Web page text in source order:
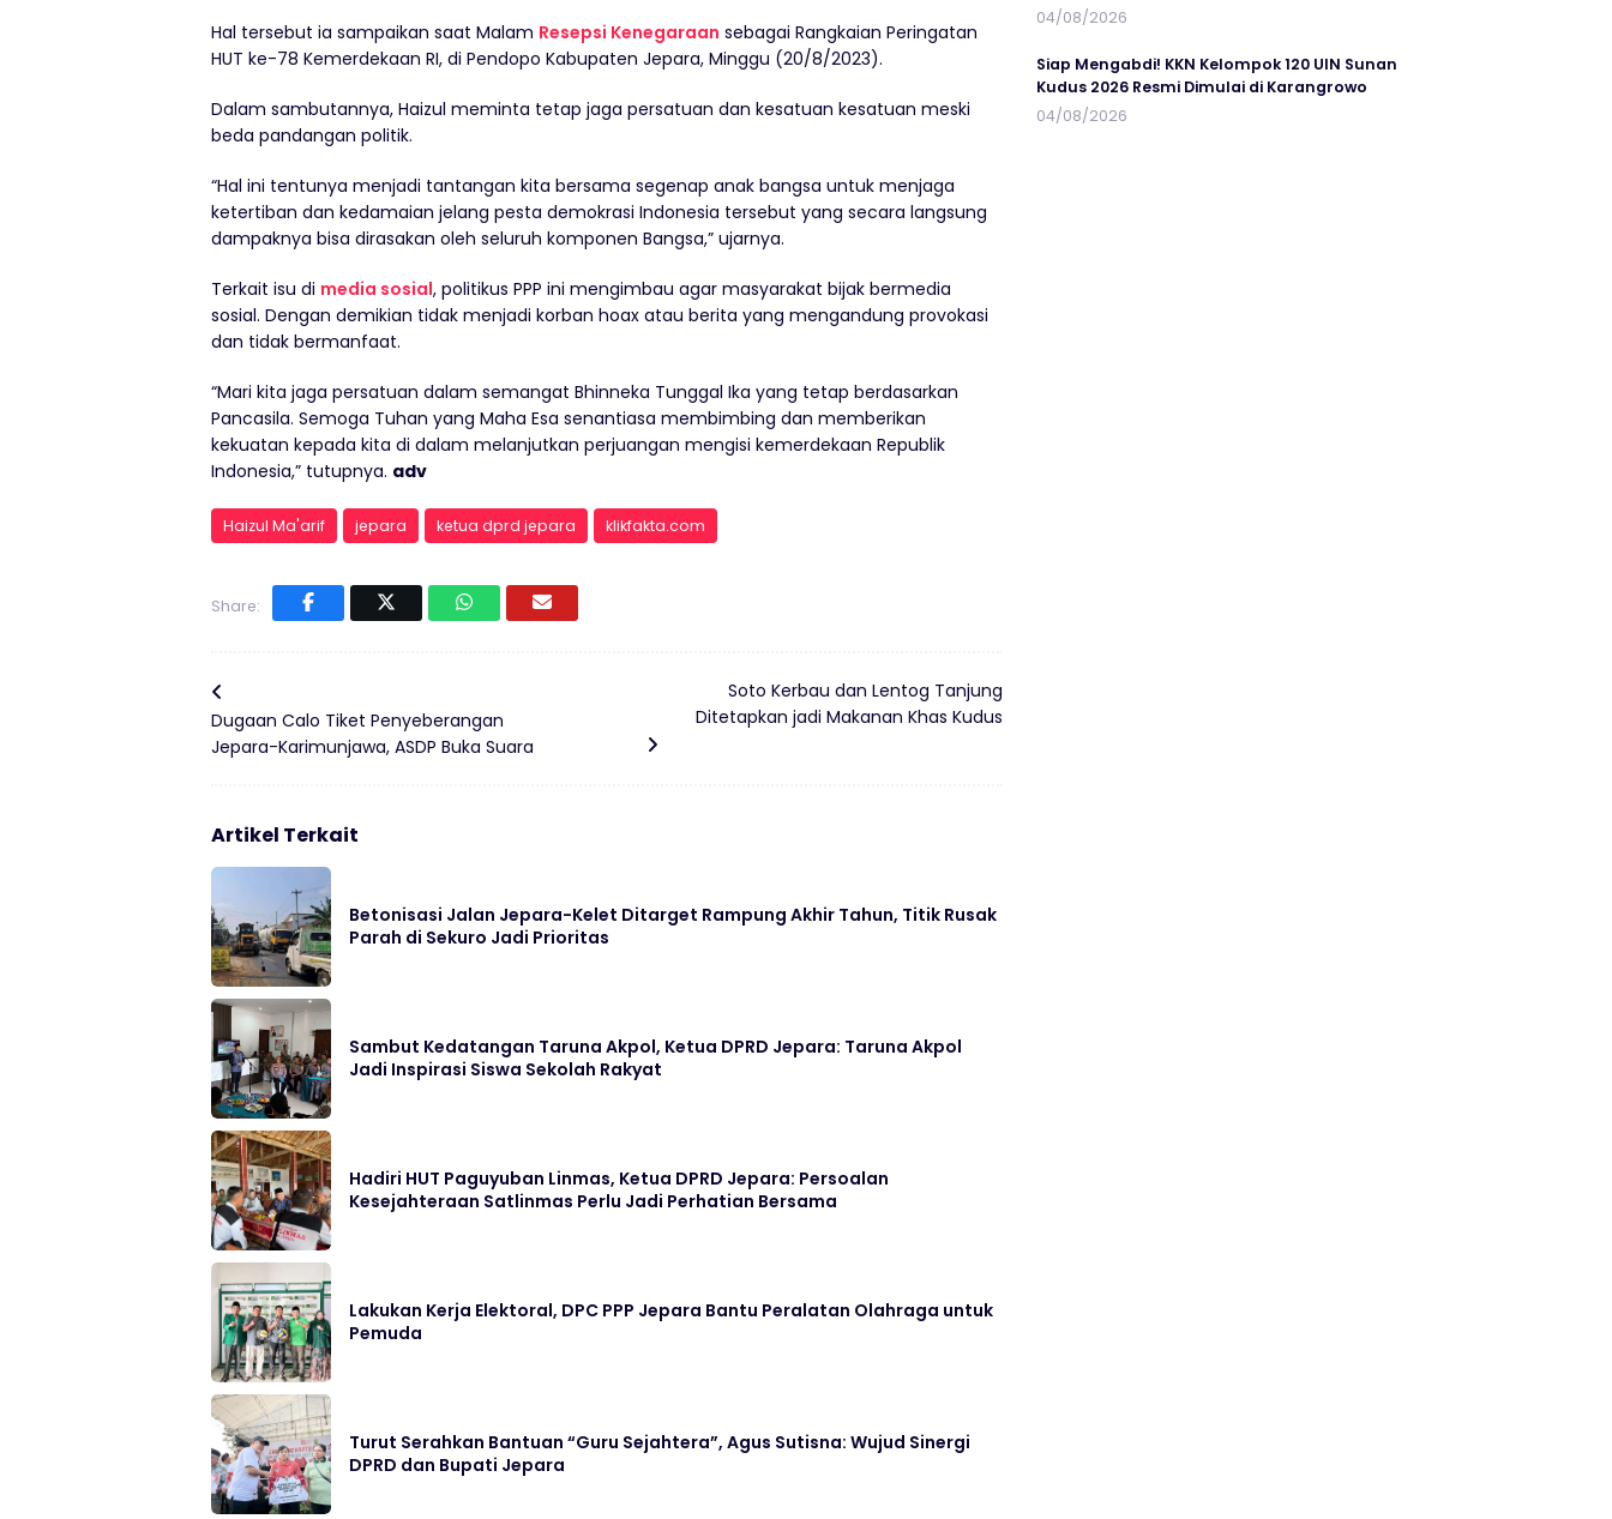
Hal tersebut ia sampaikan saat Malam Resepsi Kenegaraan sebagai Rangkaian Peringatan
HUT ke-78 Kemerdekaan RI, di Pendopo Kabupaten Jepara, Minggu (20/8/2023).
Dalam sambutannya, Haizul meminta tetap jaga persatuan dan kesatuan kesatuan meski
beda pandangan politik.
“Hal ini tentunya menjadi tantangan kita bersama segenap anak bangsa untuk menjaga
ketertiban dan kedamaian jelang pesta demokrasi Indonesia tersebut yang secara langsung
dampaknya bisa dirasakan oleh seluruh komponen Bangsa,” ujarnya.
Terkait isu di media sosial, politikus PPP ini mengimbau agar masyarakat bijak bermedia
sosial. Dengan demikian tidak menjadi korban hoax atau berita yang mengandung provokasi
dan tidak bermanfaat.
“Mari kita jaga persatuan dalam semangat Bhinneka Tunggal Ika yang tetap berdasarkan
Pancasila. Semoga Tuhan yang Maha Esa senantiasa membimbing dan memberikan
kekuatan kepada kita di dalam melanjutkan perjuangan mengisi kemerdekaan Republik
Indonesia,” tutupnya. adv
Haizul Ma'arif jepara ketua dprd jepara klikfakta.com
Share:
Dugaan Calo Tiket Penyeberangan
Jepara-Karimunjawa, ASDP Buka Suara
Soto Kerbau dan Lentog Tanjung
Ditetapkan jadi Makanan Khas Kudus
Artikel Terkait
Betonisasi Jalan Jepara-Kelet Ditarget Rampung Akhir Tahun, Titik Rusak
Parah di Sekuro Jadi Prioritas
Sambut Kedatangan Taruna Akpol, Ketua DPRD Jepara: Taruna Akpol
Jadi Inspirasi Siswa Sekolah Rakyat
Hadiri HUT Paguyuban Linmas, Ketua DPRD Jepara: Persoalan
Kesejahteraan Satlinmas Perlu Jadi Perhatian Bersama
Lakukan Kerja Elektoral, DPC PPP Jepara Bantu Peralatan Olahraga untuk
Pemuda
Turut Serahkan Bantuan “Guru Sejahtera”, Agus Sutisna: Wujud Sinergi
DPRD dan Bupati Jepara
04/08/2026
Siap Mengabdi! KKN Kelompok 120 UIN Sunan
Kudus 2026 Resmi Dimulai di Karangrowo
04/08/2026